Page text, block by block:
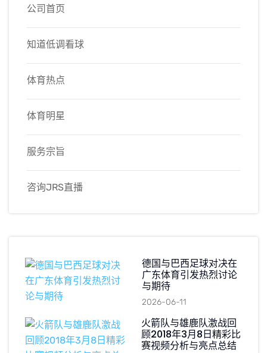
公司首页
知道低调看球
体育热点
体育明星
服务宗旨
咨询JRS直播
德国与巴西足球对决在
广东体育引发热烈讨论
与期待
2026-06-11
火箭队与雄鹿队激战回
顾2018年3月8日精彩比
赛视频分析与亮点总结